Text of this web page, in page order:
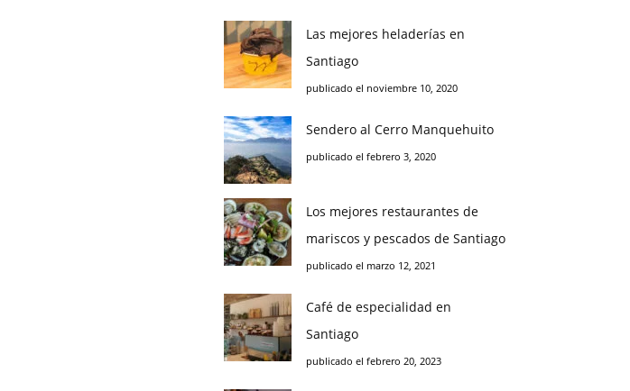
Las mejores heladerías en
Santiago
publicado el noviembre 10, 2020
Sendero al Cerro Manquehuito
publicado el febrero 3, 2020
Los mejores restaurantes de
mariscos y pescados de Santiago
publicado el marzo 12, 2021
Café de especialidad en
Santiago
publicado el febrero 20, 2023